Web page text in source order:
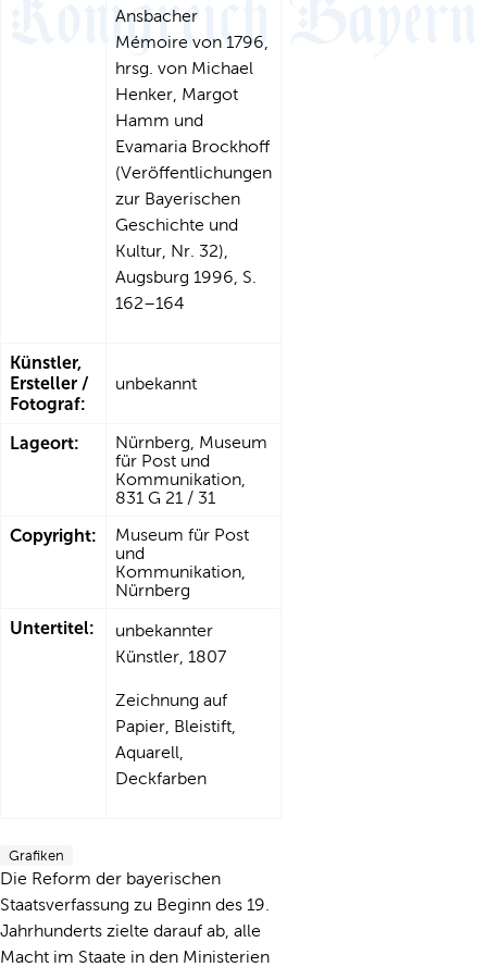
Ansbacher
Mémoire von 1796,
hrsg. von Michael
Henker, Margot
Hamm und
Evamaria Brockhoff
(Veröffentlichungen
zur Bayerischen
Geschichte und
Kultur, Nr. 32),
Augsburg 1996, S.
162–164
Künstler,
Ersteller /
Fotograf:
unbekannt
Lageort:
Nürnberg, Museum
für Post und
Kommunikation,
831 G 21 / 31
Copyright:
Museum für Post
und
Kommunikation,
Nürnberg
Untertitel:
unbekannter
Künstler, 1807
Zeichnung auf
Papier, Bleistift,
Aquarell,
Deckfarben
Grafiken
Die Reform der bayerischen
Staatsverfassung zu Beginn des 19.
Jahrhunderts zielte darauf ab, alle
Macht im Staate in den Ministerien